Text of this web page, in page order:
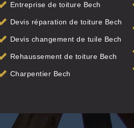
Entreprise de toiture Bech
Devis réparation de toiture Bech
Devis changement de tuile Bech
Rehaussement de toiture Bech
Charpentier Bech